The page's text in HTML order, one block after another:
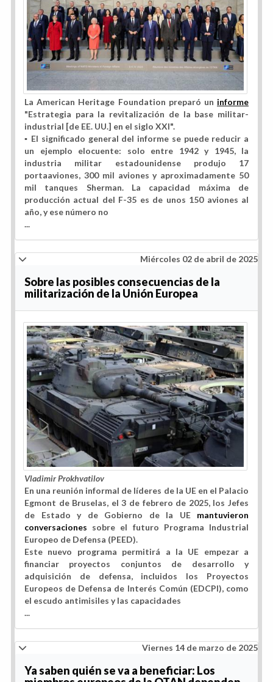
La American Heritage Foundation preparó un informe
"Estrategia para la revitalización de la base militar-
industrial [de EE. UU.] en el siglo XXI".
▪️ El significado general del informe se puede reducir a
un ejemplo elocuente: solo entre 1942 y 1945, la
industria militar estadounidense produjo 17
portaaviones, 300 mil aviones y aproximadamente 50
mil tanques Sherman. La capacidad máxima de
producción actual del F-35 es de unos 150 aviones al
año, y ese número no
...
Miércoles 02 de abril de 2025
Sobre las posibles consecuencias de la
militarización de la Unión Europea
Vladimir Prokhvatilov
En una reunión informal de líderes de la UE en el Palacio
Egmont de Bruselas, el 3 de febrero de 2025, los Jefes
de Estado y de Gobierno de la UE mantuvieron
conversaciones sobre el futuro Programa Industrial
Europeo de Defensa (PEED).
Este nuevo programa permitirá a la UE empezar a
financiar proyectos conjuntos de desarrollo y
adquisición de defensa, incluidos los Proyectos
Europeos de Defensa de Interés Común (EDCPI), como
el escudo antimisiles y las capacidades
...
Viernes 14 de marzo de 2025
Ya saben quién se va a beneficiar: Los